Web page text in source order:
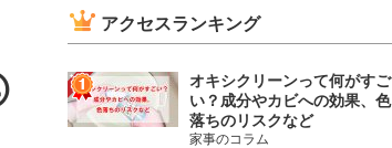
アクセスランキング
オキシクリーンって何がすご
い？成分やカビへの効果、色
落ちのリスクなど
家事のコラム